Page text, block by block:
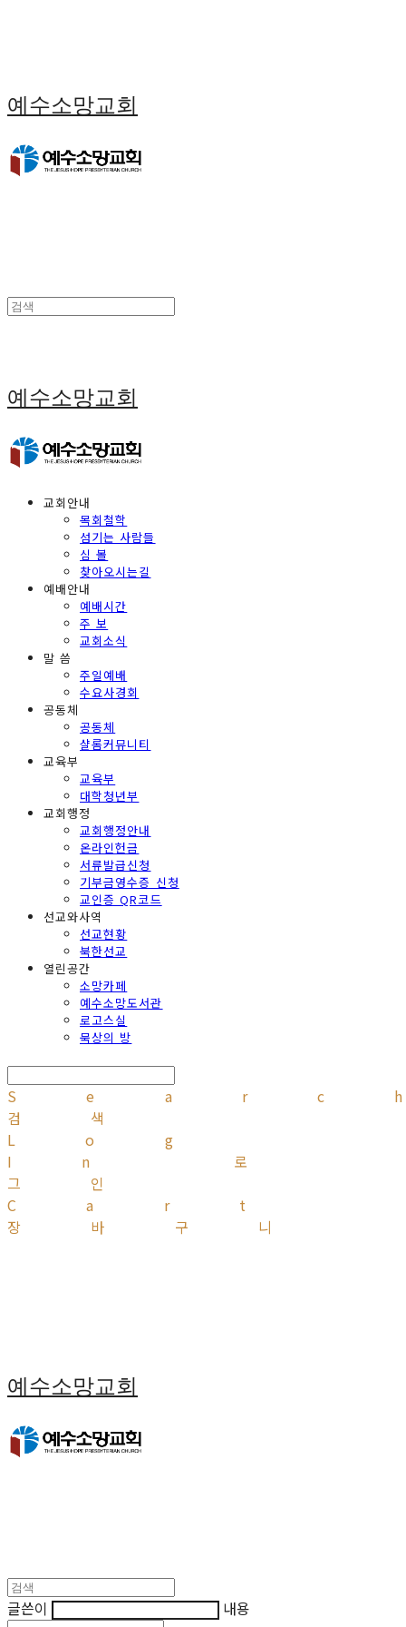
예수소망교회
예수소망교회
교회안내
목회철학
섬기는 사람들
심 볼
찾아오시는길
예배안내
예배시간
주 보
교회소식
말 씀
주일예배
수요사경회
공동체
공동체
샬롬커뮤니티
교육부
교육부
대학청년부
교회행정
교회행정안내
온라인헌금
서류발급신청
기부금영수증 신청
교인증 QR코드
선교와사역
선교현황
북한선교
열린공간
소망카페
예수소망도서관
로고스실
묵상의 방
검색
Log
In
로
그인
Cart
장바구니
예수소망교회
글쓴이 내용